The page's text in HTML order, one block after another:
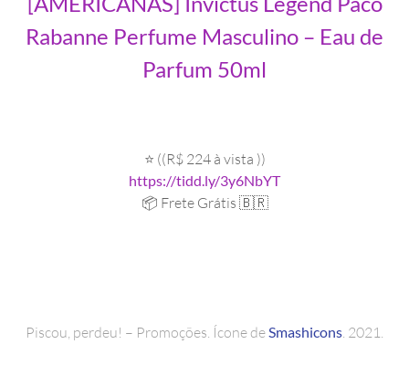
Rabanne Perfume Masculino – Eau de
Parfum 50ml
⭐ ((R$ 224 à vista ))
https://tidd.ly/3y6NbYT
📦 Frete Grátis 🇧🇷
Piscou, perdeu! – Promoções. Ícone de Smashicons . 2021.